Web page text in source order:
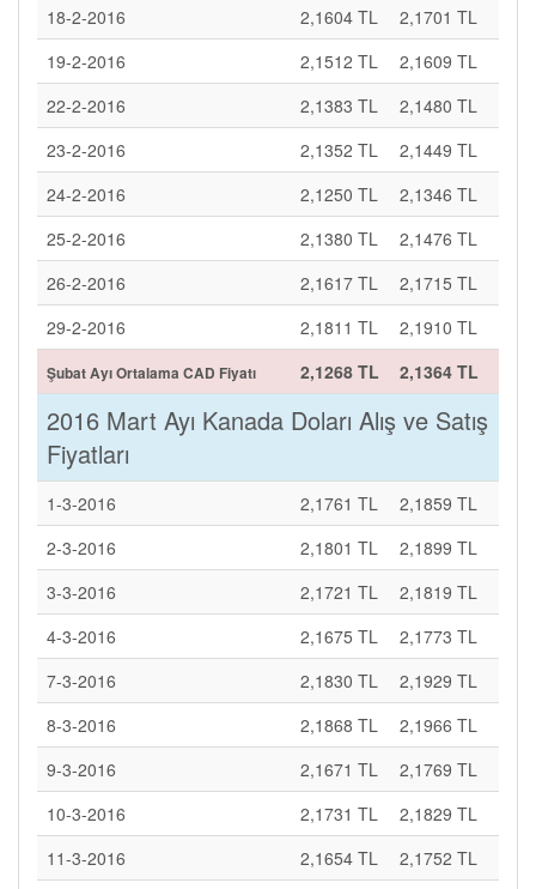
18-2-2016 2,1604 TL
2,1701 TL
19-2-2016
2,1512 TL
2,1609 TL
22-2-2016
2,1383 TL
2,1480 TL
23-2-2016
2,1352 TL
2,1449 TL
24-2-2016
2,1250 TL
2,1346 TL
25-2-2016
2,1380 TL
2,1476 TL
26-2-2016
2,1617 TL
2,1715 TL
29-2-2016
2,1811 TL 2,1910 TL
Şubat Ayı Ortalama CAD Fiyatı 2,1268 TL 2,1364 TL
2016 Mart Ayı Kanada Doları Alış ve Satış
Fiyatları
1-3-2016 2,1761 TL
2,1859 TL
2-3-2016
2,1801 TL
2,1899 TL
3-3-2016
2,1721 TL
2,1819 TL
4-3-2016
2,1675 TL
2,1773 TL
7-3-2016
2,1830 TL
2,1929 TL
8-3-2016
2,1868 TL
2,1966 TL
9-3-2016
2,1671 TL
2,1769 TL
10-3-2016
2,1731 TL
2,1829 TL
11-3-2016
2,1654 TL
2,1752 TL